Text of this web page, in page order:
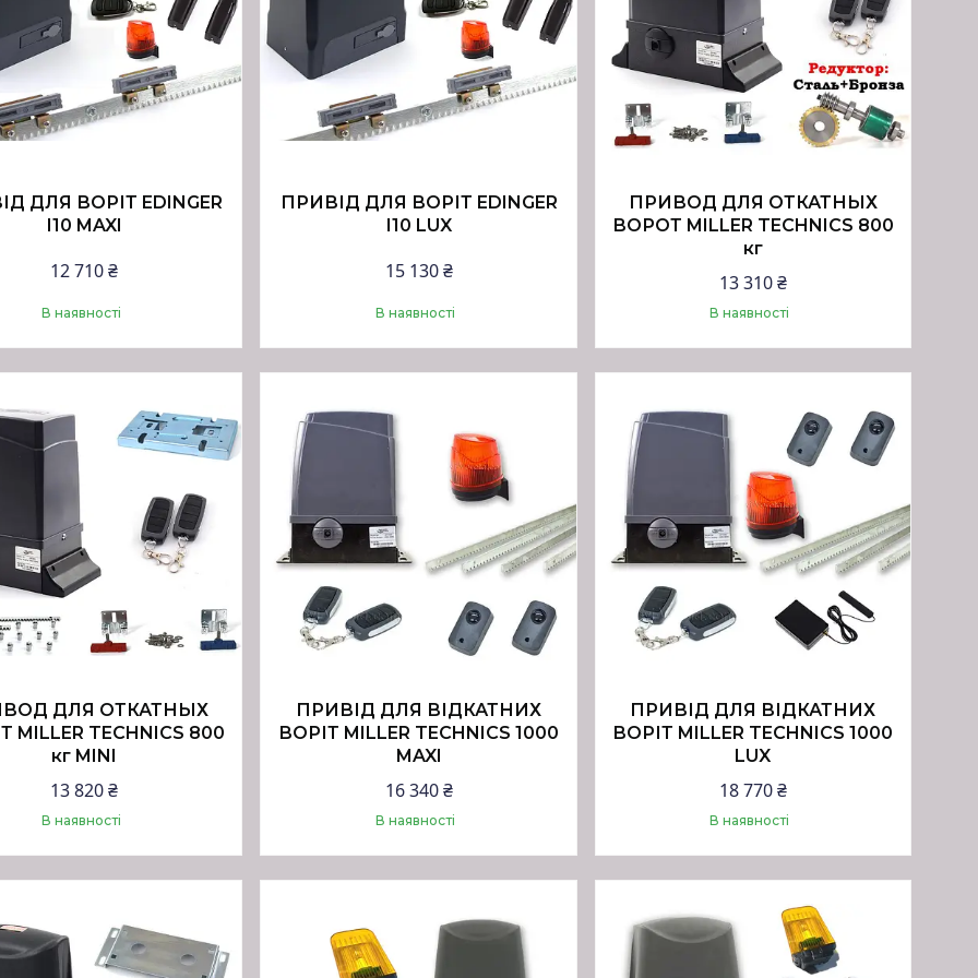
ДЛЯ ВОРІТ EDINGER
I10 MAXI
12 710 ₴
В наявності
ПРИВІД ДЛЯ ВОРІТ EDINGER
I10 LUX
15 130 ₴
В наявності
ПРИВОД ДЛЯ ОТКАТНЫХ
ВОРОТ MILLER TECHNICS 800
кг
13 310 ₴
В наявності
ДЛЯ ОТКАТНЫХ
MILLER TECHNICS 800
кг MINI
13 820 ₴
В наявності
ПРИВІД ДЛЯ ВІДКАТНИХ
ВОРІТ MILLER TECHNICS 1000
MAXI
16 340 ₴
В наявності
ПРИВІД ДЛЯ ВІДКАТНИХ
ВОРІТ MILLER TECHNICS 1000
LUX
18 770 ₴
В наявності